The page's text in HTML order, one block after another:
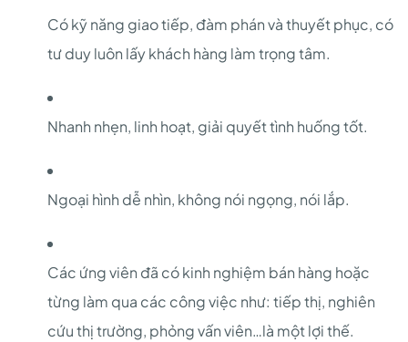
Có kỹ năng giao tiếp, đàm phán và thuyết phục, có
tư duy luôn lấy khách hàng làm trọng tâm.
Nhanh nhẹn, linh hoạt, giải quyết tình huống tốt.
Ngoại hình dễ nhìn, không nói ngọng, nói lắp.
Các ứng viên đã có kinh nghiệm bán hàng hoặc
từng làm qua các công việc như: tiếp thị, nghiên
cứu thị trường, phỏng vấn viên…là một lợi thế.